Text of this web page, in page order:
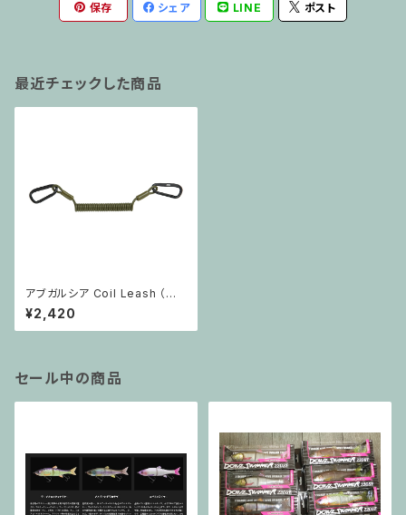
保存 シェア LINE ポスト
最近チェックした商品
アブガルシア Coil Leash （コ
イルリーシュ）
¥2,420
セール中の商品